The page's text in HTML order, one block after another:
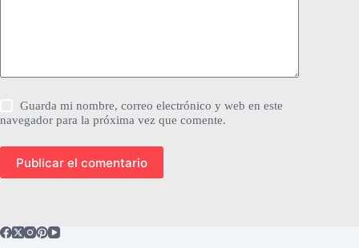
Guarda mi nombre, correo electrónico y web en este
navegador para la próxima vez que comente.
Publicar el comentario